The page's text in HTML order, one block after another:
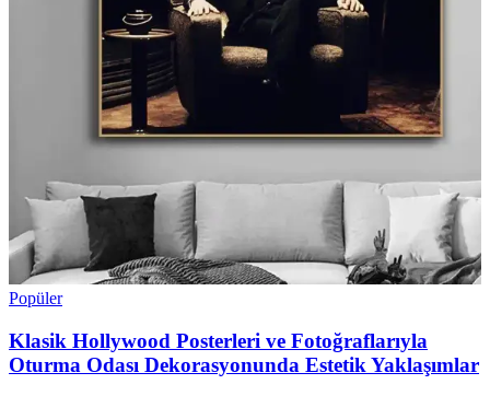
Popüler
Klasik Hollywood Posterleri ve Fotoğraflarıyla
Oturma Odası Dekorasyonunda Estetik Yaklaşımlar